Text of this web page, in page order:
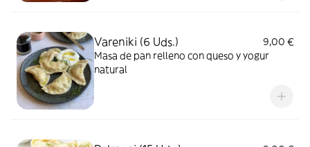
Vareniki (6 Uds.)
9,00 €
Masa de pan relleno con queso y yogur
natural